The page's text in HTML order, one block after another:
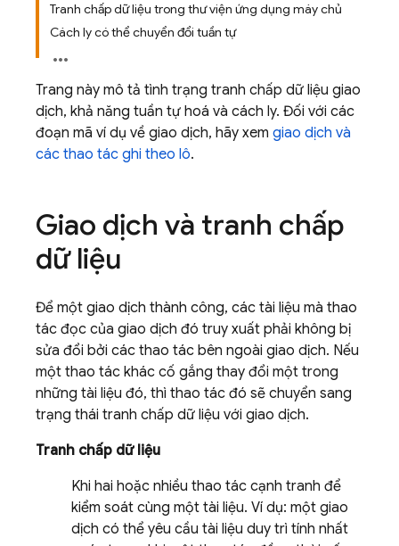
Tranh chấp dữ liệu trong thư viện ứng dụng máy chủ
Cách ly có thể chuyển đổi tuần tự
Trang này mô tả tình trạng tranh chấp dữ liệu giao
dịch, khả năng tuần tự hoá và cách ly. Đối với các
đoạn mã ví dụ về giao dịch, hãy xem giao dịch và
các thao tác ghi theo lô.
Giao dịch và tranh chấp
dữ liệu
Để một giao dịch thành công, các tài liệu mà thao
tác đọc của giao dịch đó truy xuất phải không bị
sửa đổi bởi các thao tác bên ngoài giao dịch. Nếu
một thao tác khác cố gắng thay đổi một trong
những tài liệu đó, thì thao tác đó sẽ chuyển sang
trạng thái tranh chấp dữ liệu với giao dịch.
Tranh chấp dữ liệu
Khi hai hoặc nhiều thao tác cạnh tranh để
kiểm soát cùng một tài liệu. Ví dụ: một giao
dịch có thể yêu cầu tài liệu duy trì tính nhất